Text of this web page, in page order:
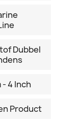
Dubbel
- 4 Inch
Product